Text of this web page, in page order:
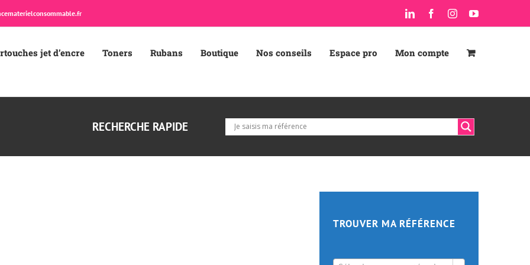
LinkedInFacebookInstagramYouTube
jet d’encre Toners Rubans Boutique Nos conseils Espace pro Mon compte
RECHERCHE RAPIDE
TROUVER MA RÉFÉRENCE